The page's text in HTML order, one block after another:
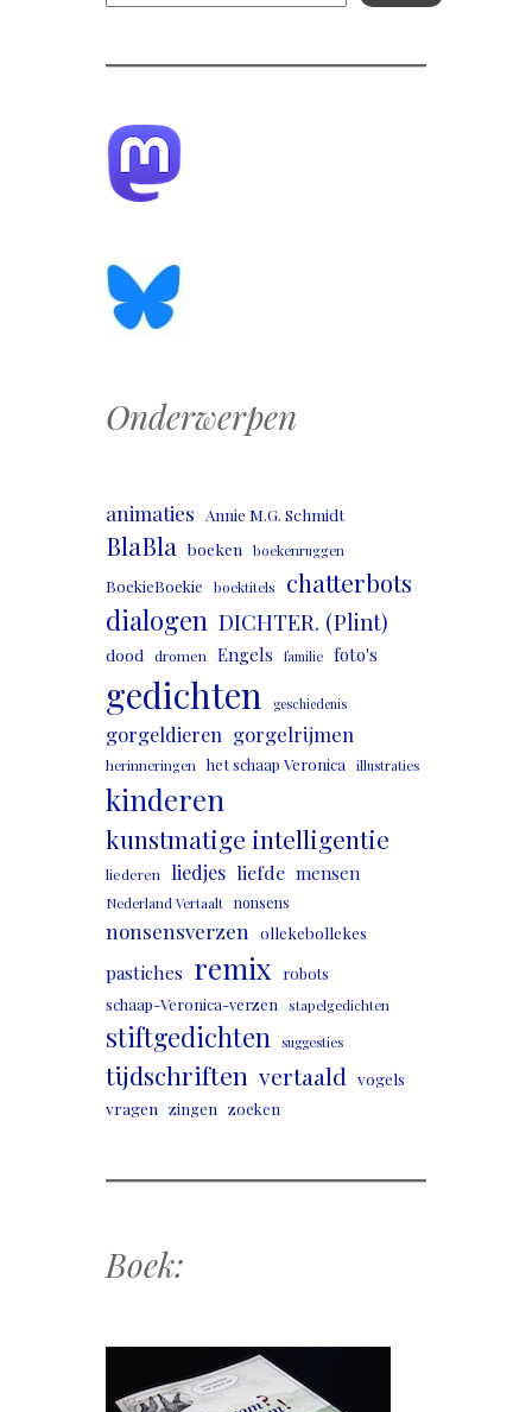
Onderwerpen
animaties Annie M.G. Schmidt
BlaBla boeken boekenruggen
BoekieBoekie boektitels chatterbots
dialogen DICHTER. (Plint)
dood dromen Engels familie foto's
gedichten geschiedenis
gorgeldieren gorgelrijmen
herinneringen het schaap Veronica illustraties
kinderen
kunstmatige intelligentie
liederen liedjes liefde mensen
Nederland Vertaalt nonsens
nonsensverzen ollekebollekes
pastiches remix
robots
schaap-Veronica-verzen stapelgedichten
stiftgedichten suggesties
tijdschriften vertaald vogels
vragen zingen zoeken
Boek: